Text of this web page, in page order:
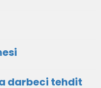
darbeci tehdit